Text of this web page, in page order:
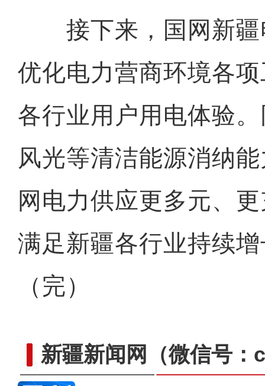
接下来，国网新疆
优化电力营商环境各
各行业用户用电体验
风光等清洁能源消纳
网电力供应更多元、
满足新疆各行业持续
（完）
新疆新闻网 （微信号